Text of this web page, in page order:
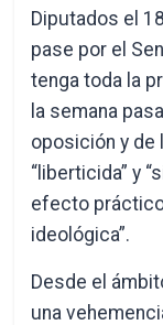
Diputados el
pase por el
tenga toda la
la semana
oposición y de
“liberticida” y
efecto
ideológica”.
Desde el
una